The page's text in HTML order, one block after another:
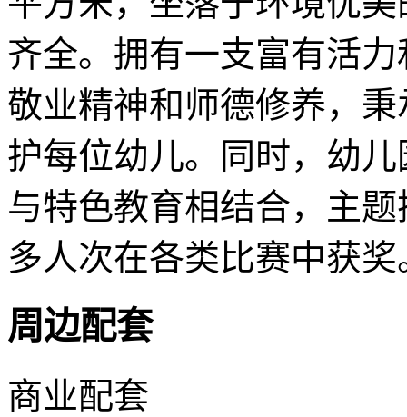
齐全。拥有一支富有活
敬业精神和师德修养，
护每位幼儿。同时，幼
与特色教育相结合，主
多人次在各类比赛中获奖
周边配套
商业配套